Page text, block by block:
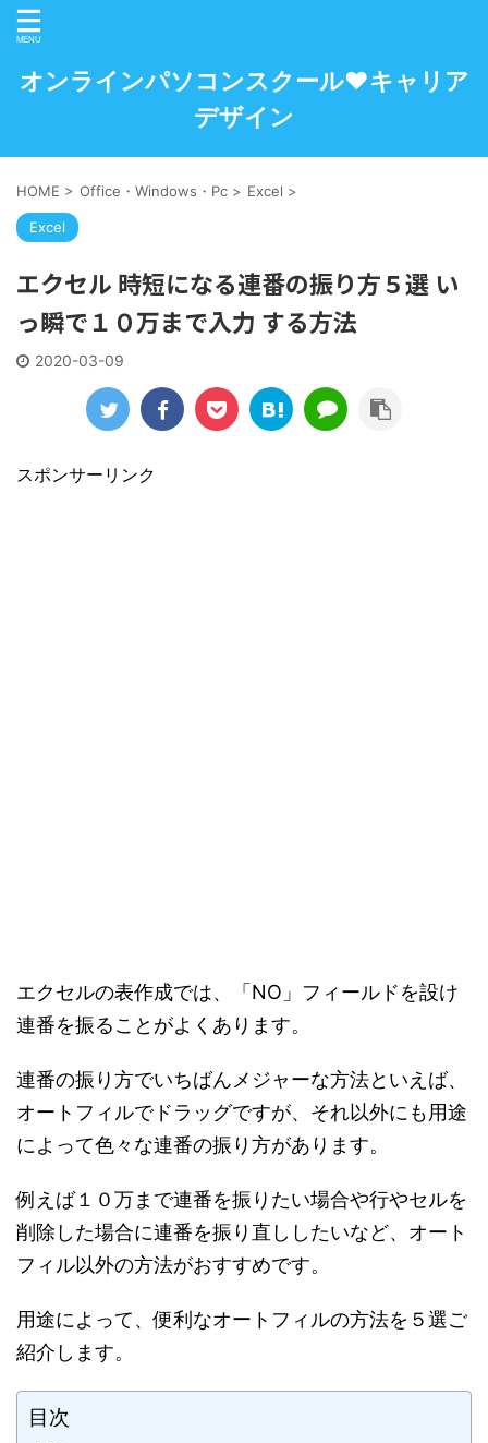
オンラインパソコンスクール♥キャリア
デザイン
HOME > Office・Windows・Pc > Excel >
Excel
エクセル 時短になる連番の振り方５選 い
っ瞬で１０万まで入力 する方法
2020-03-09
スポンサーリンク
エクセルの表作成では、「NO」フィールドを設け
連番を振ることがよくあります。
連番の振り方でいちばんメジャーな方法といえば、
オートフィルでドラッグですが、それ以外にも用途
によって色々な連番の振り方があります。
例えば１０万まで連番を振りたい場合や行やセルを
削除した場合に連番を振り直ししたいなど、オート
フィル以外の方法がおすすめです。
用途によって、便利なオートフィルの方法を５選ご
紹介します。
目次